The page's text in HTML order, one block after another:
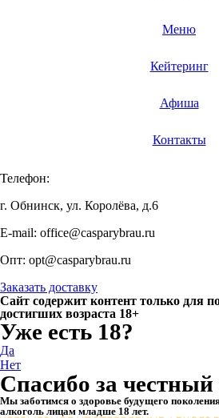
Меню
Кейтеринг
Афиша
Контакты
Телефон:
г. Обнинск, ул. Королёва, д.6
E-mail: office@casparybrau.ru
Опт: opt@casparybrau.ru
Заказать доставку
Сайт содержит контент только для
достигших возраста 18+
Уже есть 18?
Да
Нет
Спасибо за честный
Мы заботимся о здоровье будущего
алкоголь лицам младше 18 лет.